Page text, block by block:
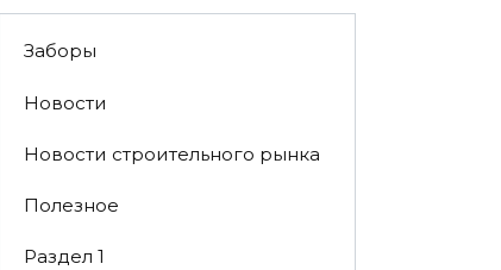
Заборы
Новости
Новости строительного рынка
Полезное
Раздел 1